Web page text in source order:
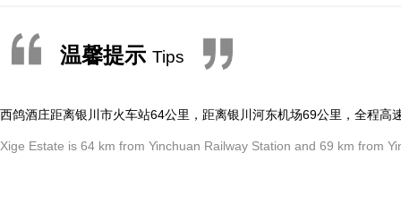
西鸽酒庄距离银川市火车站64公里，距离银川河东机场69公里，全程高
Xige Estate is 64 km from Yinchuan Railway Station and 69 km from
温馨提示 Tips